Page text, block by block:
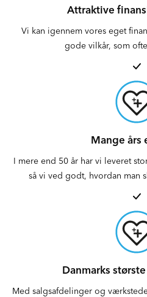
Attraktive
Vi kan igennem vores eget
gode vilkår, som
Mange års
I mere end 50 år har vi leveret
så vi ved godt, hvordan man
Danmarks
Med salgsafdelinger og